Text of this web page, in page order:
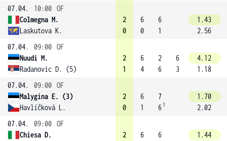
07.04.
10:00 OF
Colmegna M.
Laskutova K.
2
0
6
0
6
1
1.43
2.56
07.04.
09:00 OF
Nuudi M.
Radanovic D. (5)
2
1
6
4
2
6
6
3
4.12
1.18
07.04.
09:00 OF
Malygina E. (3)
Havlíčková L.
2
0
6
1
7
6 1
1.70
2.02
07.04.
09:00 OF
Chiesa D.
2
6
6
1.44